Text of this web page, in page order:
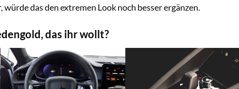
würde das den extremen Look noch besser ergänzen.
das ihr wollt?